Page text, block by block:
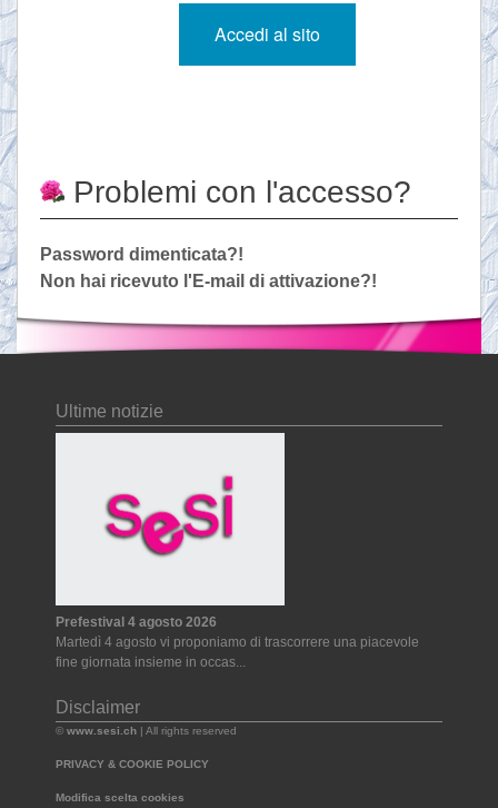
Problemi con l'accesso?
Password dimenticata?!
Non hai ricevuto l'E-mail di attivazione?!
Ultime notizie
Prefestival 4 agosto 2026
Martedì 4 agosto vi proponiamo di trascorrere una piacevole
fine giornata insieme in occas...
Disclaimer
© www.sesi.ch | All rights reserved
PRIVACY & COOKIE POLICY
Modifica scelta cookies